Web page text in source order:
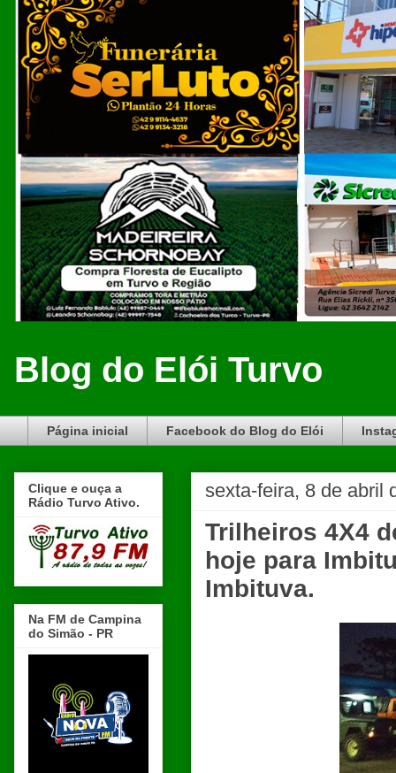
Blog do Elói Turvo
Página inicial Facebook do Blog do Elói
sexta-feira, 8 de abril
Trilheiros 4X4
hoje para
Imbituva.
Clique e ouça a
Rádio Turvo Ativo.
Na FM de Campina
do Simão - PR